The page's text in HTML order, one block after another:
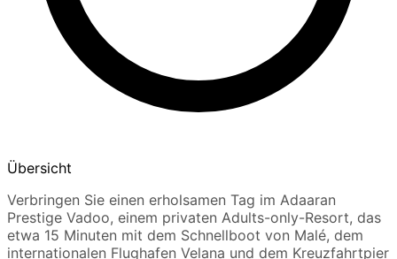
Übersicht
Verbringen Sie einen erholsamen Tag im Adaaran
Prestige Vadoo, einem privaten Adults-only-Resort, das
etwa 15 Minuten mit dem Schnellboot von Malé, dem
internationalen Flughafen Velana und dem Kreuzfahrtpier